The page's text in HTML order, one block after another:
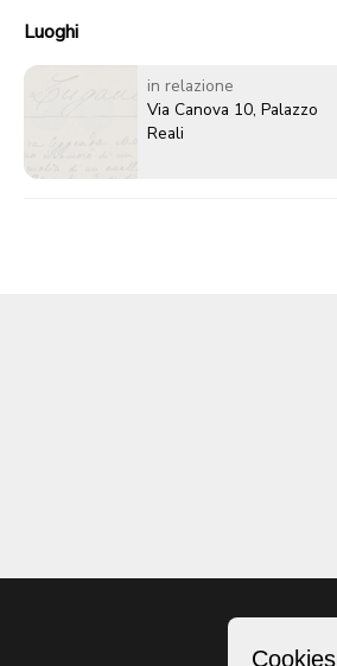
Luoghi
in relazione
Via Canova 10, Palazzo
Reali
Cookies